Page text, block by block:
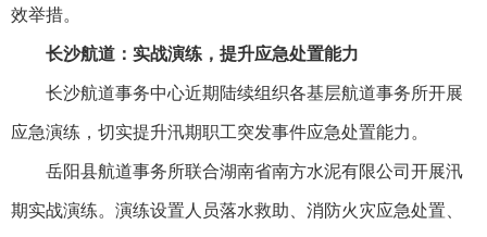
效举措。
长沙航道：实战演练，提升应急处置能力
长沙航道事务中心近期陆续组织各基层航道事务所开展
应急演练，切实提升汛期职工突发事件应急处置能力。
岳阳县航道事务所联合湖南省南方水泥有限公司开展汛
期实战演练。演练设置人员落水救助、消防火灾应急处置、